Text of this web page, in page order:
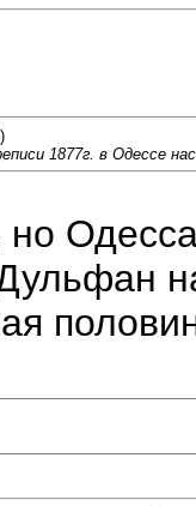
1877г. в Одессе
но